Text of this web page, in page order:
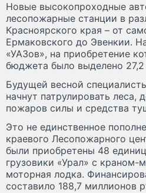
Новые высокопроходные
лесопожарные станции в
Красноярского края – от
Ермаковского до Эвенкии.
«УАЗов», на приобретение
бюджета было выделено
Будущей весной
начнут патрулировать леса,
пожаров силы и средства
Это не единственное
краевого Лесопожарного
были приобретены 48
грузовики «Урал» с краном-
моторная лодка.
составило 188,7 миллионов